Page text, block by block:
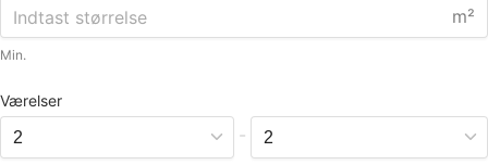
m²
Min.
Værelser
-